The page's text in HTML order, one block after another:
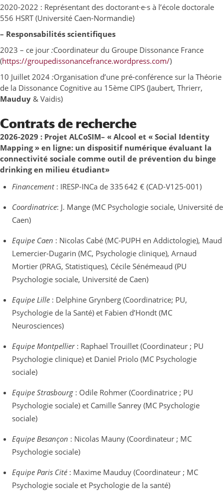
2020-2022 : Représentant des doctorant·e·s à l’école doctorale
556 HSRT (Université Caen-Normandie)
– Responsabilités scientifiques
2023 – ce jour :Coordinateur du Groupe Dissonance France
(https://groupedissonancefrance.wordpress.com/)
10 Juillet 2024 :Organisation d’une pré-conférence sur la Théorie
de la Dissonance Cognitive au 15ème CIPS (Jaubert, Thrierr,
Mauduy & Vaidis)
Contrats de recherche
2026-2029 : Projet ALCoSIM– « Alcool et « Social Identity
Mapping » en ligne: un dispositif numérique évaluant la
connectivité sociale comme outil de prévention du binge
drinking en milieu étudiant»
Financement: IRESP-INCa de 335 642 € (CAD-V125-001)
Coordinatrice: J. Mange (MC Psychologie sociale, Université de
Caen)
Equipe Caen : Nicolas Cabé (MC-PUPH en Addictologie), Maud
Lemercier-Dugarin (MC, Psychologie clinique), Arnaud
Mortier (PRAG, Statistiques), Cécile Sénémeaud (PU
Psychologie sociale, Université de Caen)
Equipe Lille: Delphine Grynberg (Coordinatrice; PU,
Psychologie de la Santé) et Fabien d’Hondt (MC
Neurosciences)
Equipe Montpellier: Raphael Trouillet (Coordinateur ; PU
Psychologie clinique) et Daniel Priolo (MC Psychologie
sociale)
Equipe Strasbourg: Odile Rohmer (Coordinatrice ; PU
Psychologie sociale) et Camille Sanrey (MC Psychologie
sociale)
Equipe Besançon : Nicolas Mauny (Coordinateur ; MC
Psychologie sociale)
Equipe Paris Cité: Maxime Mauduy (Coordinateur ; MC
Psychologie sociale et Psychologie de la santé)